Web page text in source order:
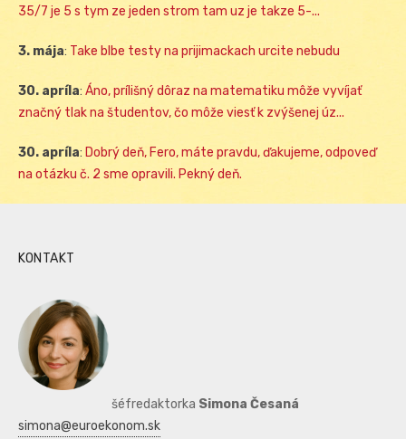
35/7 je 5 s tym ze jeden strom tam uz je takze 5-...
3. mája: Take blbe testy na prijimackach urcite nebudu
30. apríla: Áno, prílišný dôraz na matematiku môže vyvíjať
značný tlak na študentov, čo môže viesť k zvýšenej úz...
30. apríla: Dobrý deň, Fero, máte pravdu, ďakujeme, odpoveď
na otázku č. 2 sme opravili. Pekný deň.
KONTAKT
šéfredaktorka Simona Česaná
simona@euroekonom.sk